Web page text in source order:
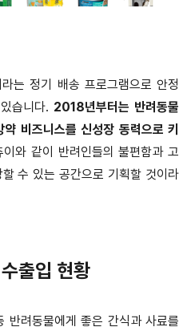
는 정기 배송 프로그램으로 안정
습니다. 2018년부터는 반려동물
비즈니스를 신성장 동력으로 키
이와 같이 반려인들의 불편함과 고
수 있는 공간으로 기획할 것이라
출입 현황
반려동물에게 좋은 간식과 사료를